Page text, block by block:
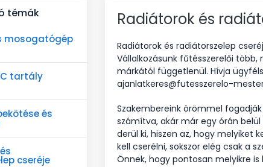
témák
mosogatógép
tartály
és
cseréje
Radiátorok és
Radiátorok és radiátorszelep
Vállalkozásunk fűtésszerelői
márkától függetlenül. Hívja
ajanlatkeres@futesszerelo-
Szakembereink örömmel
számítva, akár már egy órán
derül ki, hiszen az, hogy melyiket
kell cserélni, sokszor elég csak a
Önnek, hogy pontosan melyikre is